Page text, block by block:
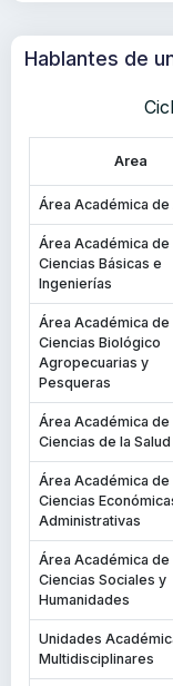
Hablantes de
Area
Área Académica de
Área Académica de
Ciencias Básicas e
Ingenierías
Área Académica de
Ciencias Biológico
Agropecuarias y
Pesqueras
Área Académica de
Ciencias de la Salud
Área Académica de
Ciencias
Administrativas
Área Académica de
Ciencias Sociales y
Humanidades
Unidades
Multidisciplinares